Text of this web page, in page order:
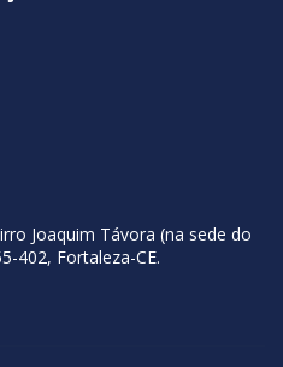
Joaquim Távora (na sede do
402, Fortaleza-CE.